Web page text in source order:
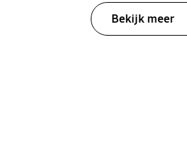
Bekijk meer